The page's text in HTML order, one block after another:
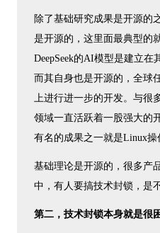
除了基础研究成果是开源的
是开源的，这里面最典型的
DeepSeek的AI模型是建立在
而其自身也是开源的，全球
上进行进一步的开发。与很
领域一直活跃着一股强大的
有名的成果之一就是Linux操
基础理论是开源的，很多产
中，有人要搞技术封锁，是
第二，技术封锁本身就是很